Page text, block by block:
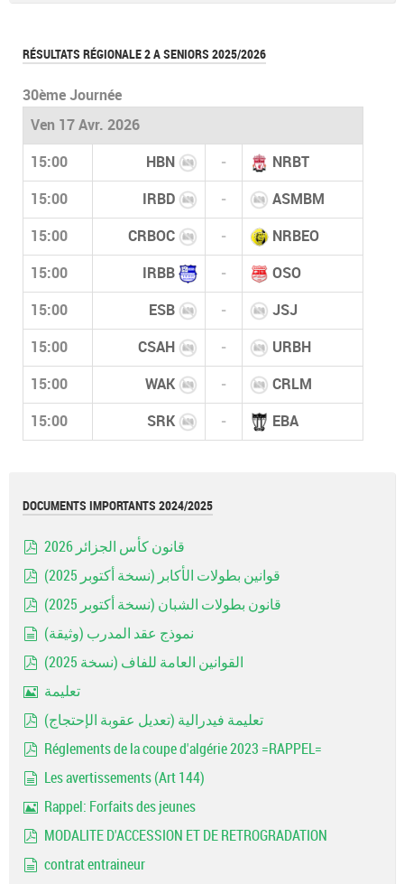
RÉSULTATS RÉGIONALE 2 A SENIORS 2025/2026
30ème Journée
Ven 17 Avr. 2026
15:00 HBN - NRBT
15:00 IRBD - ASMBM
15:00 CRBOC - NRBEO
15:00 IRBB - OSO
15:00 ESB - JSJ
15:00 CSAH - URBH
15:00 WAK - CRLM
15:00 SRK - EBA
DOCUMENTS IMPORTANTS 2024/2025
قانون كأس الجزائر 2026
قوانين بطولات الأكابر (نسخة أكتوبر 2025)
قانون بطولات الشبان (نسخة أكتوبر 2025)
نموذج عقد المدرب (وثيقة)
القوانين العامة للفاف (نسخة 2025)
تعليمة
تعليمة فيدرالية (تعديل عقوبة الإحتجاج)
Réglements de la coupe d'algérie 2023 =RAPPEL=
Les avertissements (Art 144)
Rappel: Forfaits des jeunes
MODALITE D'ACCESSION ET DE RETROGRADATION
contrat entraineur